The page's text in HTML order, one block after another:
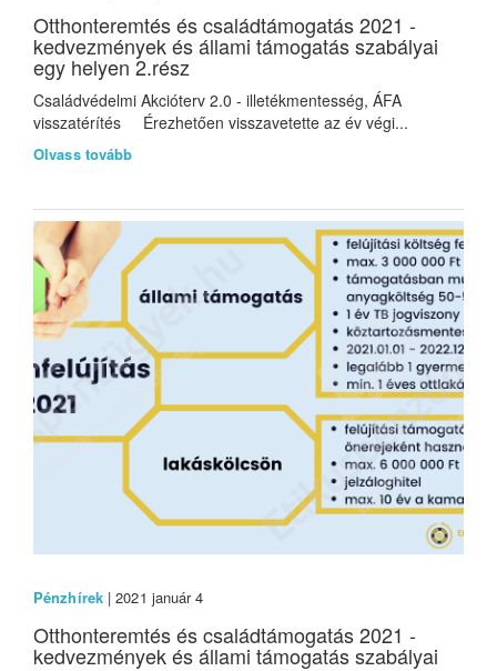
Otthonteremtés és családtámogatás 2021 -
kedvezmények és állami támogatás szabályai
egy helyen 2.rész
Családvédelmi Akcióterv 2.0 - illetékmentesség, ÁFA
visszatérítés Érezhetően visszavetette az év végi...
Olvass tovább
Pénzhírek| 2021 január 4
Otthonteremtés és családtámogatás 2021 -
kedvezmények és állami támogatás szabályai